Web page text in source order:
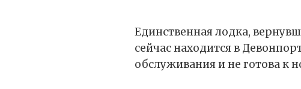
Единственная лодка,
сейчас находится в
обслуживания и не готова к